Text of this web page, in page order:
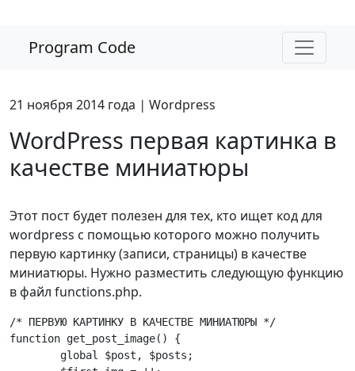
Program Code
21 ноября 2014 года | Wordpress
WordPress первая картинка в
качестве миниатюры
Этот пост будет полезен для тех, кто ищет код для
wordpress с помощью которого можно получить
первую картинку (записи, страницы) в качестве
миниатюры. Нужно разместить следующую функцию
в файл functions.php.
/* ПЕРВУЮ КАРТИНКУ В КАЧЕСТВЕ МИНИАТЮРЫ */
function get_post_image() {